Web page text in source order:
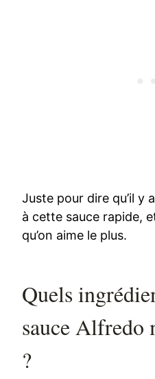
Juste pour dire qu’il y
à cette sauce rapide,
qu’on aime le plus.
Quels
sauce Alfredo
?